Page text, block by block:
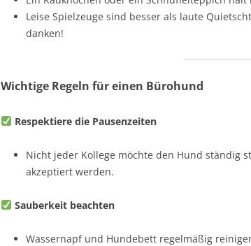
Leise Spielzeuge sind besser als laute
danken!
Wichtige Regeln für einen Bürohund
Respektiere die Pausenzeiten
Nicht jeder Kollege möchte den Hund ständig
akzeptiert werden.
Sauberkeit beachten
Wassernapf und Hundebett regelmäßig